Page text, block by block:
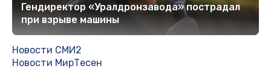
Гендиректор «Уралдронзавода» пострадал
при взрыве машины
Новости СМИ2
Новости МирТесен